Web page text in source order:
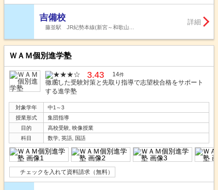
吉備校
藤並駅 JR紀勢本線(新宮～和歌山…
詳細
ＷＡＭ個別進学塾
3.43 14件
徹底した受験対策と先取り指導で志望校合格をサポート
する進学塾
対象学年
中1～3
授業形式
集団指導
目的
高校受験, 映像授業
科目
数学, 英語, 国語
チェックを入れて資料請求（無料）